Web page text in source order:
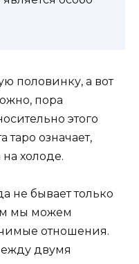
половинку, а вот
пора
этого
таро означает,
холоде.
не бывает только
мы можем
отношения.
двумя